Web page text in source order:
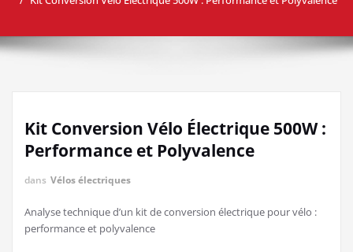
Kit Conversion Vélo Électrique 500W :
Performance et Polyvalence
dans Vélos électriques
Analyse technique d’un kit de conversion électrique pour vélo :
performance et polyvalence